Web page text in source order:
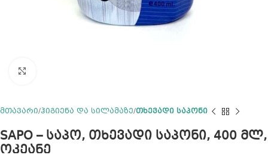
მთავარი ჰიგიენა და სილამაზე თხევადი საპონი
SAPO – საპო, თხევადი საპონი, 400 მლ,
ოკეანე